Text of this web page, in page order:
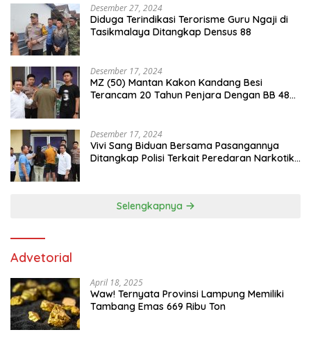
Desember 27, 2024
Diduga Terindikasi Terorisme Guru Ngaji di
Tasikmalaya Ditangkap Densus 88
Desember 17, 2024
MZ (50) Mantan Kakon Kandang Besi
Terancam 20 Tahun Penjara Dengan BB 48
Desember 17, 2024
Vivi Sang Biduan Bersama Pasangannya
Ditangkap Polisi Terkait Peredaran Narkotika
Selengkapnya
Advetorial
April 18, 2025
Waw! Ternyata Provinsi Lampung Memiliki
Tambang Emas 669 Ribu Ton